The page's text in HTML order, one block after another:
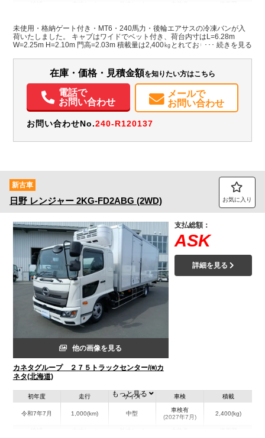
北海道
W:2,250
H:2,100
- 無
パワステ パワーウィンドウ ABS エアバッグ
電動格納ミラー
ETC
バックモニター
未使用・格納ゲート付き・MT6・240馬力・後輪エアサスの冷凍バンが入
荷いたしました。 キャブはワイドでベット付き、荷台内寸はL=6.28m
W=2.25m H=2.10m 門高=2.03m 積載量は2,400㎏とれております。 冷凍機
す。 片開き式のサイドドアも付いており、門口周りはステンレス製となっ
ております。 車検付きのため名義変更後すぐ使用できます。 是非この機会
にお問い合わせください！
在庫・価格・見積金額を知りたい方はこちら
電話で
お問い合わせ
メールで
お問い合わせ
お問い合わせNo.240-R120137
新古車
日野 レンジャー 2KG-FD2ABG (2WD) お気に入り
他の画像を見る
カネタグループ ２７５トラックセンター/㈲カ
ネタ(北海道)
支払総額：
ASK
詳細を見る
初年度
令和7年7月
走行
1,000(km)
サイズ
中型
車検
車検有
(2027年7月)
積載
2,400(kg)
もっと見る